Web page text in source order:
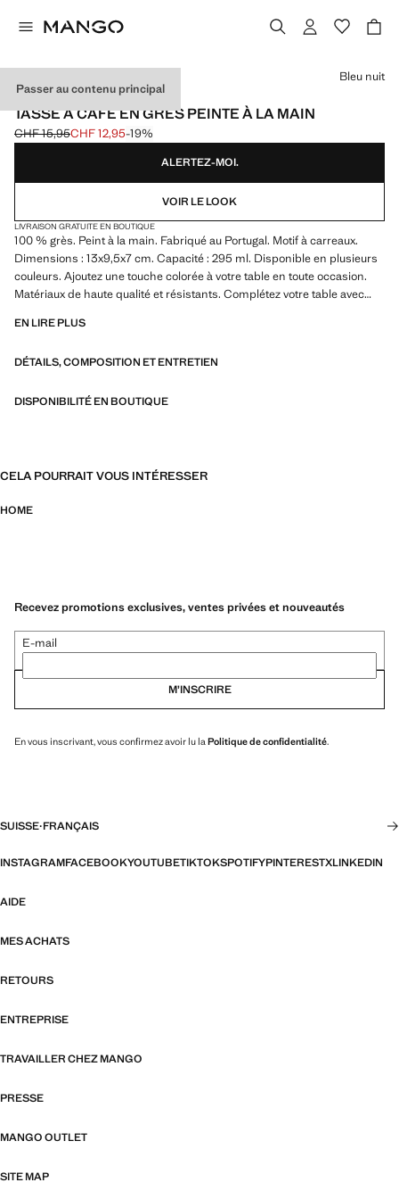
Passer au contenu principal
MADE IN PORTUGAL / HANDPRINT
TASSE À CAFÉ EN GRÈS PEINTE À LA MAIN
Prix initial barré [CHF 15,95 ]
CHF 15,95
Prix actuel [CHF 12,95 ]
CHF 12,95-19%
Choisissez une couleur
Bleu nuit
ALERTEZ-MOI.
VOIR LE LOOK
LIVRAISON GRATUITE EN BOUTIQUE
100 % grès. Peint à la main. Fabriqué au Portugal. Motif à carreaux.
Dimensions : 13x9,5x7 cm. Capacité : 295 ml. Disponible en plusieurs
couleurs. Ajoutez une touche colorée à votre table en toute occasion.
Matériaux de haute qualité et résistants. Complétez votre table avec
être lavé au lave-vaisselle
EN LIRE PLUS
DÉTAILS, COMPOSITION ET ENTRETIEN
DISPONIBILITÉ EN BOUTIQUE
CELA POURRAIT VOUS INTÉRESSER
HOME
Recevez promotions exclusives, ventes privées et nouveautés
E-mail
M’INSCRIRE
En vous inscrivant, vous confirmez avoir lu la Politique de confidentialité.
SUISSE·FRANÇAIS
INSTAGRAMFACEBOOKYOUTUBETIKTOKSPOTIFYPINTERESTXLINKEDIN
AIDE
MES ACHATS
RETOURS
ENTREPRISE
TRAVAILLER CHEZ MANGO
PRESSE
MANGO OUTLET
SITE MAP